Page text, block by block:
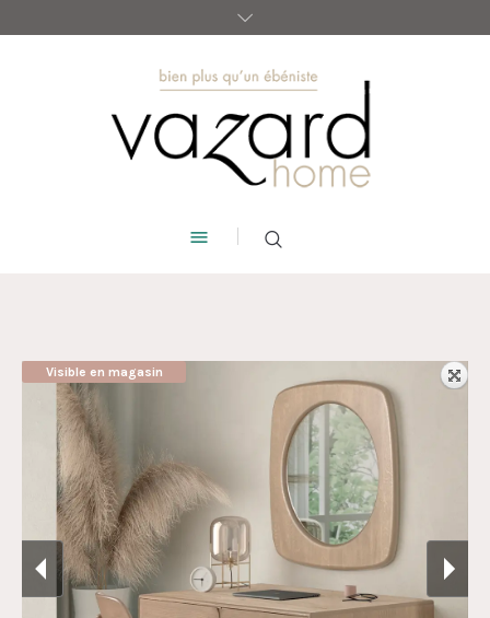
Visible en magasin